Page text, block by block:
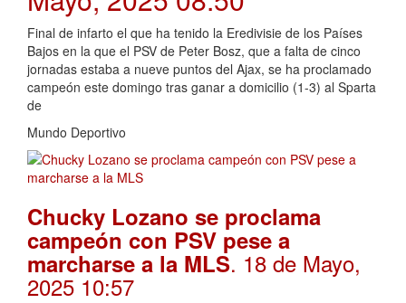
Final de infarto el que ha tenido la Eredivisie de los Países
Bajos en la que el PSV de Peter Bosz, que a falta de cinco
jornadas estaba a nueve puntos del Ajax, se ha proclamado
campeón este domingo tras ganar a domicilio (1-3) al Sparta
de
Mundo Deportivo
Chucky Lozano se proclama
campeón con PSV pese a
marcharse a la MLS. 18 de Mayo,
2025 10:57